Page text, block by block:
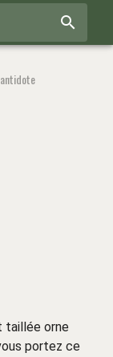
taillée orne
portez ce